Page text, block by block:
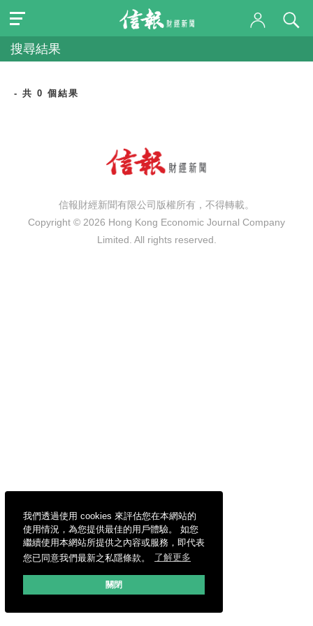
我們透過使用 cookies 來評估您在本網站的
使用情況，為您提供最佳的用戶體驗。 如您
繼續使用本網站所提供之內容或服務，即代表
您已同意我們最新之私隱條款。
了解更多
關閉
搜尋結果
- 共 0 個結果
信報財經新聞有限公司版權所有，不得轉載。
Copyright © 2026 Hong Kong Economic Journal Company
Limited. All rights reserved.